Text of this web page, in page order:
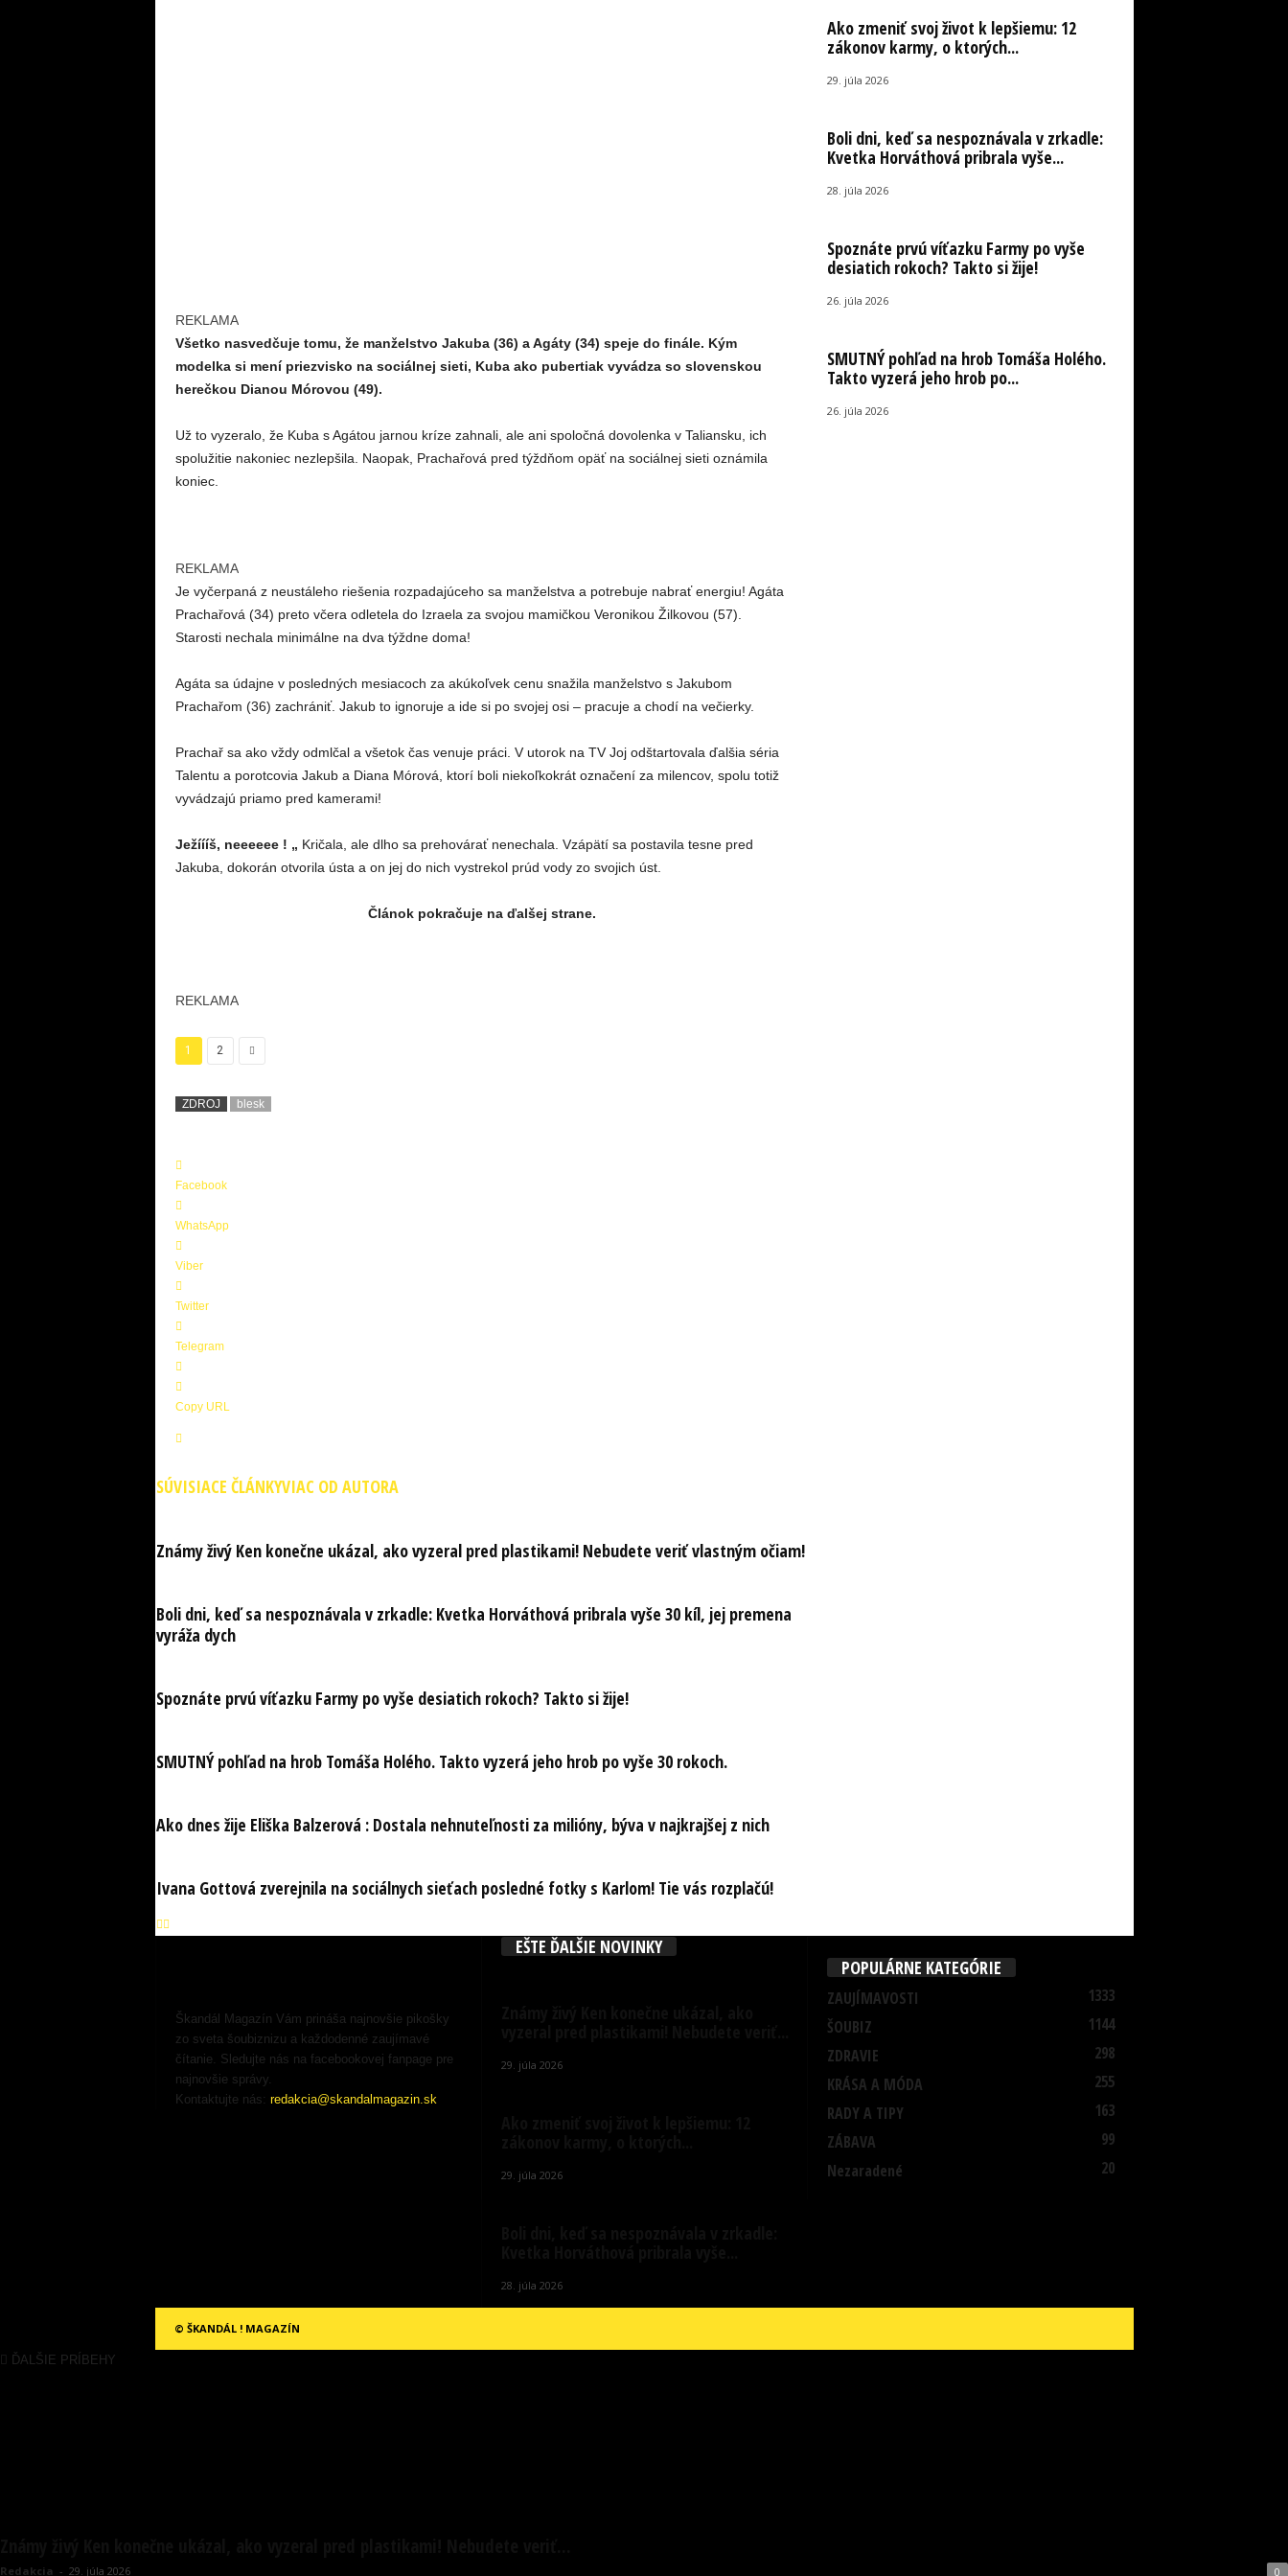
REKLAMA
Všetko nasvedčuje tomu, že manželstvo Jakuba (36) a Agáty (34) speje do finále. Kým
modelka si mení priezvisko na sociálnej sieti, Kuba ako pubertiak vyvádza so slovenskou
herečkou Dianou Mórovou (49).
Už to vyzeralo, že Kuba s Agátou jarnou kríze zahnali, ale ani spoločná dovolenka v Taliansku, ich
spolužitie nakoniec nezlepšila. Naopak, Prachařová pred týždňom opäť na sociálnej sieti oznámila
koniec.
REKLAMA
Je vyčerpaná z neustáleho riešenia rozpadajúceho sa manželstva a potrebuje nabrať energiu! Agáta
Prachařová (34) preto včera odletela do Izraela za svojou mamičkou Veronikou Žilkovou (57).
Starosti nechala minimálne na dva týždne doma!
Agáta sa údajne v posledných mesiacoch za akúkoľvek cenu snažila manželstvo s Jakubom
Prachařom (36) zachrániť. Jakub to ignoruje a ide si po svojej osi – pracuje a chodí na večierky.
Prachař sa ako vždy odmlčal a všetok čas venuje práci. V utorok na TV Joj odštartovala ďalšia séria
Talentu a porotcovia Jakub a Diana Mórová, ktorí boli niekoľkokrát označení za milencov, spolu totiž
vyvádzajú priamo pred kamerami!
Ježíííš, neeeeee ! „ Kričala, ale dlho sa prehovárať nenechala. Vzápätí sa postavila tesne pred
Jakuba, dokorán otvorila ústa a on jej do nich vystrekol prúd vody zo svojich úst.
Článok pokračuje na ďalšej strane.
REKLAMA
1 2
ZDROJ blesk
Facebook
WhatsApp
Viber
Twitter
Telegram
Copy URL
SÚVISIACE ČLÁNKYVIAC OD AUTORA
Známy živý Ken konečne ukázal, ako vyzeral pred plastikami! Nebudete veriť vlastným očiam!
Boli dni, keď sa nespoznávala v zrkadle: Kvetka Horváthová pribrala vyše 30 kíl, jej premena
vyráža dych
Spoznáte prvú víťazku Farmy po vyše desiatich rokoch? Takto si žije!
SMUTNÝ pohľad na hrob Tomáša Holého. Takto vyzerá jeho hrob po vyše 30 rokoch.
Ako dnes žije Eliška Balzerová : Dostala nehnuteľnosti za milióny, býva v najkrajšej z nich
Ivana Gottová zverejnila na sociálnych sieťach posledné fotky s Karlom! Tie vás rozplačú!
Ako zmeniť svoj život k lepšiemu: 12
zákonov karmy, o ktorých...
29. júla 2026
Boli dni, keď sa nespoznávala v zrkadle:
Kvetka Horváthová pribrala vyše...
28. júla 2026
Spoznáte prvú víťazku Farmy po vyše
desiatich rokoch? Takto si žije!
26. júla 2026
SMUTNÝ pohľad na hrob Tomáša Holého.
Takto vyzerá jeho hrob po...
26. júla 2026
Škandál Magazín Vám prináša najnovšie pikošky
zo sveta šoubiznizu a každodenné zaujímavé
čítanie. Sledujte nás na facebookovej fanpage pre
najnovšie správy.
Kontaktujte nás: redakcia@skandalmagazin.sk
EŠTE ĎALŠIE NOVINKY
29. júla 2026
29. júla 2026
28. júla 2026
POPULÁRNE KATEGÓRIE
ZAUJÍMAVOSTI
1333
ŠOUBIZ
1144
ZDRAVIE
298
KRÁSA A MÓDA
255
RADY A TIPY
163
ZÁBAVA
99
Nezaradené
20
© ŠKANDÁL ! MAGAZÍN
ĎALŠIE PRÍBEHY
Redakcia - 29. júla 2026 0